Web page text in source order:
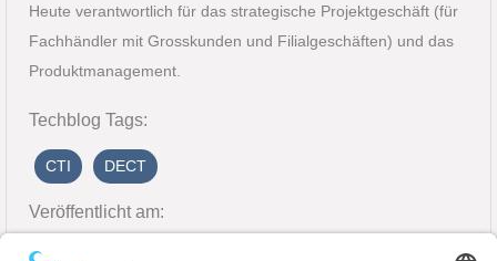
Heute verantwortlich für das strategische Projektgeschäft (für
Fachhändler mit Grosskunden und Filialgeschäften) und das
Produktmanagement.
Techblog Tags:
CTI DECT
Veröffentlicht am:
24. Mai 2018